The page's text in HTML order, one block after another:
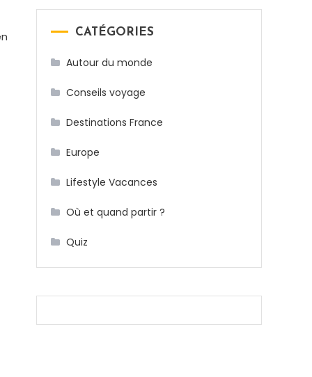
CATÉGORIES
Autour du monde
Conseils voyage
Destinations France
Europe
Lifestyle Vacances
Où et quand partir ?
Quiz